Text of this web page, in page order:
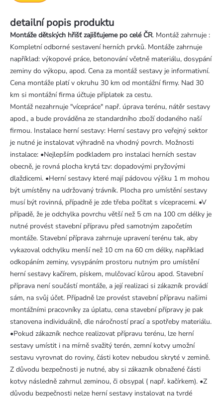
detailní popis produktu
Montáže dětských hřišť zajišťujeme po celé ČR. Montáž zahrnuje :
Kompletní odborné sestavení herních prvků. Montáže zahrnuje
například: výkopové práce, betonování včetně materiálu, dosypání
zeminy do výkopu, apod. Cena za montáž sestavy je informativní.
Cena montáže platí v okruhu 30 km od montážní firmy. Nad 30
km si montážní firma účtuje příplatek za cestu.
Montáž nezahrnuje "vícepráce" např. úprava terénu, nátěr sestavy
apod., a bude prováděna ze standardního zboží dodaného naší
firmou. Instalace herní sestavy: Herní sestavy pro veřejný sektor
je nutné je instalovat výhradně na vhodný povrch. Možnosti
instalace: •Nejlepším podkladem pro instalaci herních sestav
obecně, je rovná plocha krytá tzv: dopadovými pryžovými
dlaždicemi. •Herní sestavy které mají pádovou výšku 1 m mohou
být umístěny na udržovaný trávník. Plocha pro umístění sestavy
musí být rovinná, případně je zde třeba počítat s vícepracemi. •V
případě, že je odchylka povrchu větší než 5 cm na 100 cm délky je
nutné provést stavební přípravu před samotným započetím
montáže. Stavební příprava zahrnuje upravení terénu tak, aby
vykazoval odchylku menší než 10 cm na 60 cm délky, například
odkopáním zeminy, vysypáním prostoru nutným pro umístění
herní sestavy kačírem, pískem, mulčovací kůrou apod. Stavební
příprava není součástí montáže, a její realizaci si zákazník provádí
sám, na svůj účet. Případně lze provést stavební přípravu našimi
montážními pracovníky za úplatu, cena stavební přípravy je pak
stanovena individuálně, dle náročností prací a spotřeby materiálu.
•Pokud zákazník nechce realizovat přípravu terénu, lze herní
sestavy umístit i na mírně svažitý terén, zemní kotvy umožní
sestavu vyrovnat do roviny, části kotev nebudou skryté v zemině.
Z důvodu bezpečnosti je nutné, aby si zákazník obnažené části
kotvy následně zahrnul zeminou, či obsypal ( např. kačírkem). •Z
důvodu bezpečnosti nelze herní sestavy instalovat na tvrdé